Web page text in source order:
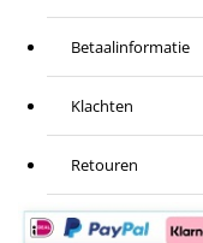
Betaalinformatie
Klachten
Retouren